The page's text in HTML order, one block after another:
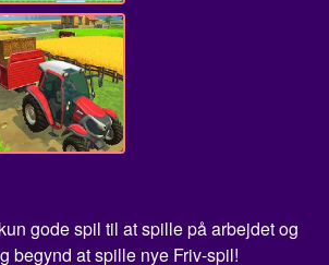
gode spil til at spille på arbejdet og
begynd at spille nye Friv-spil!